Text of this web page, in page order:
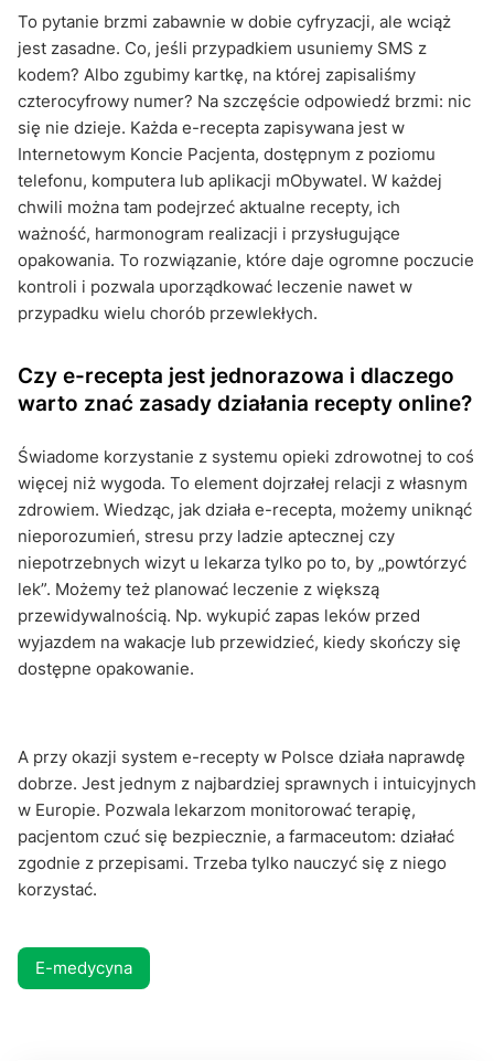
To pytanie brzmi zabawnie w dobie cyfryzacji, ale wciąż
jest zasadne. Co, jeśli przypadkiem usuniemy SMS z
kodem? Albo zgubimy kartkę, na której zapisaliśmy
czterocyfrowy numer? Na szczęście odpowiedź brzmi: nic
się nie dzieje. Każda e-recepta zapisywana jest w
Internetowym Koncie Pacjenta, dostępnym z poziomu
telefonu, komputera lub aplikacji mObywatel. W każdej
chwili można tam podejrzeć aktualne recepty, ich
ważność, harmonogram realizacji i przysługujące
opakowania. To rozwiązanie, które daje ogromne poczucie
kontroli i pozwala uporządkować leczenie nawet w
przypadku wielu chorób przewlekłych.
Czy e-recepta jest jednorazowa i dlaczego
warto znać zasady działania recepty online?
Świadome korzystanie z systemu opieki zdrowotnej to coś
więcej niż wygoda. To element dojrzałej relacji z własnym
zdrowiem. Wiedząc, jak działa e-recepta, możemy uniknąć
nieporozumień, stresu przy ladzie aptecznej czy
niepotrzebnych wizyt u lekarza tylko po to, by „powtórzyć
lek”. Możemy też planować leczenie z większą
przewidywalnością. Np. wykupić zapas leków przed
wyjazdem na wakacje lub przewidzieć, kiedy skończy się
dostępne opakowanie.
A przy okazji system e-recepty w Polsce działa naprawdę
dobrze. Jest jednym z najbardziej sprawnych i intuicyjnych
w Europie. Pozwala lekarzom monitorować terapię,
pacjentom czuć się bezpiecznie, a farmaceutom: działać
zgodnie z przepisami. Trzeba tylko nauczyć się z niego
korzystać.
E-medycyna